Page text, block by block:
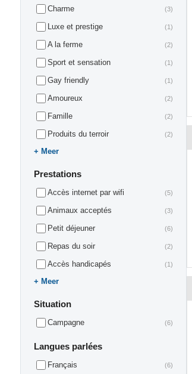
Charme (3)
Luxe et prestige (1)
A la ferme (2)
Sport et sensation (1)
Gay friendly (1)
Amoureux (2)
Famille (2)
Produits du terroir (2)
Meer
Prestations
Accès internet par wifi (5)
Animaux acceptés (3)
Petit déjeuner (6)
Repas du soir (2)
Accès handicapés (1)
Meer
Situation
Campagne (6)
Langues parlées
Français (6)